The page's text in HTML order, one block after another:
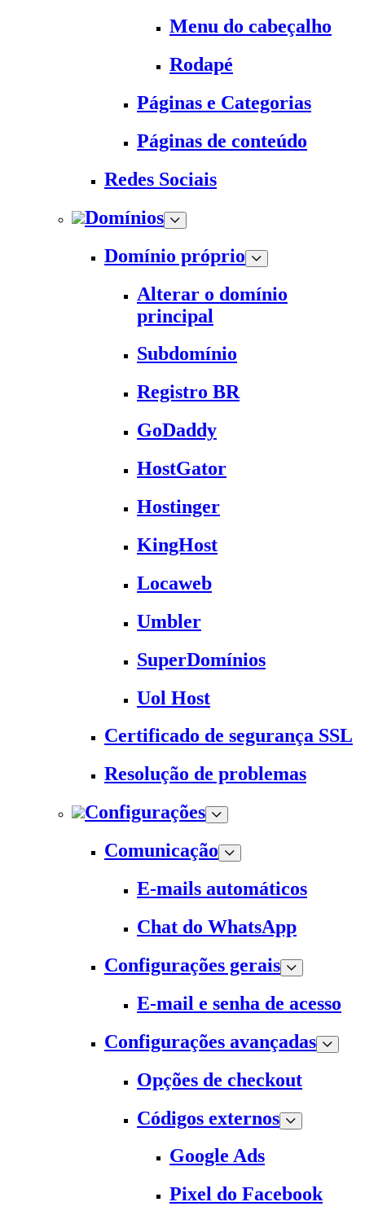
Menu do cabeçalho
Rodapé
Páginas e Categorias
Páginas de conteúdo
Redes Sociais
Domínios
Domínio próprio
Alterar o domínio
principal
Subdomínio
Registro BR
GoDaddy
HostGator
Hostinger
KingHost
Locaweb
Umbler
SuperDomínios
Uol Host
Certificado de segurança SSL
Resolução de problemas
Configurações
Comunicação
E-mails automáticos
Chat do WhatsApp
Configurações gerais
E-mail e senha de acesso
Configurações avançadas
Opções de checkout
Códigos externos
Google Ads
Pixel do Facebook